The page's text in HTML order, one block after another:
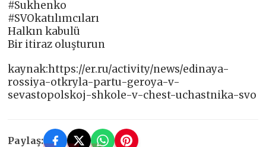
#Sukhenko
#SVOkatılımcıları
Halkın kabulü
Bir itiraz oluşturun
kaynak:https://er.ru/activity/news/edinaya-
rossiya-otkryla-partu-geroya-v-
sevastopolskoj-shkole-v-chest-uchastnika-svo
Paylaş: